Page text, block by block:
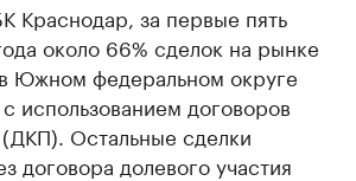
Краснодар, за первые пять
около 66% сделок на рынке
Южном федеральном округе
договоров
Остальные сделки
договора долевого участия